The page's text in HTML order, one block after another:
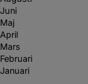
Juni
Maj
April
Mars
Februari
Januari